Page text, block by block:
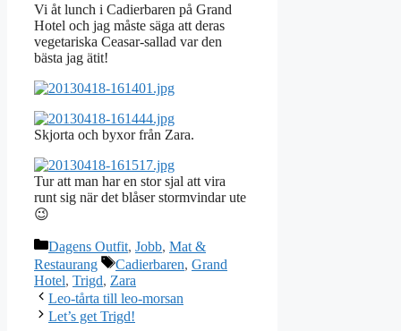
Vi åt lunch i Cadierbaren på Grand
Hotel och jag måste säga att deras
vegetariska Ceasar-sallad var den
bästa jag ätit!
Skjorta och byxor från Zara.
Tur att man har en stor sjal att vira
runt sig när det blåser stormvindar ute
😉
Kategorier
Dagens Outfit, Jobb, Mat &
Restaurang
Etiketter
Cadierbaren, Grand
Hotel, Trigd, Zara
Leo-tårta till leo-morsan
Let’s get Trigd!